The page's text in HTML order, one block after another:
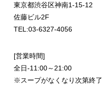
東京都渋谷区神南1-15-12
佐藤ビル2F
TEL:03-6327-4056
[営業時間]
全日-11:00～21:00
※スープがなくなり次第終了